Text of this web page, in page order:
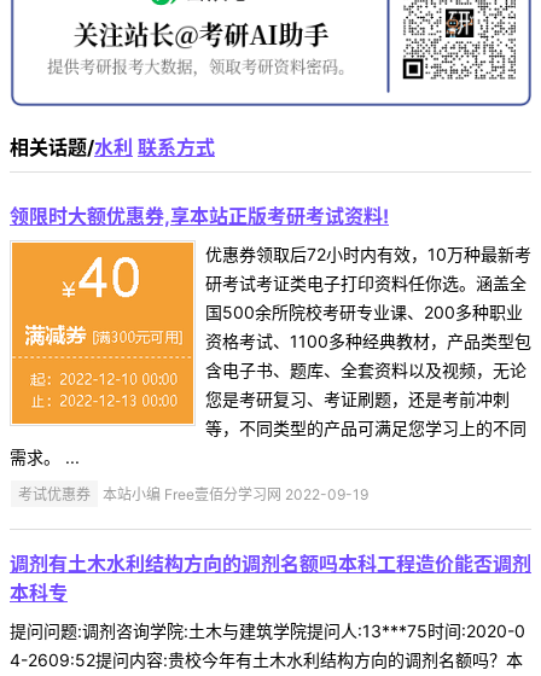
相关话题/水利 联系方式
领限时大额优惠券,享本站正版考研考试资料!
优惠券领取后72小时内有效，10万种最新考
研考试考证类电子打印资料任你选。涵盖全
国500余所院校考研专业课、200多种职业
资格考试、1100多种经典教材，产品类型包
含电子书、题库、全套资料以及视频，无论
您是考研复习、考证刷题，还是考前冲刺
等，不同类型的产品可满足您学习上的不同
需求。 ...
考试优惠券 本站小编 Free壹佰分学习网 2022-09-19
调剂有土木水利结构方向的调剂名额吗本科工程造价能否调剂
本科专
提问问题:调剂咨询学院:土木与建筑学院提问人:13***75时间:2020-0
4-2609:52提问内容:贵校今年有土木水利结构方向的调剂名额吗？本